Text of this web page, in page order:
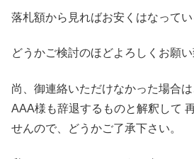
落札額から見ればお安くはなってい
どうかご検討のほどよろしくお願い
尚、御連絡いただけなかった場合
AAA様も辞退するものと解釈して
せんので、どうかご了承下さい。